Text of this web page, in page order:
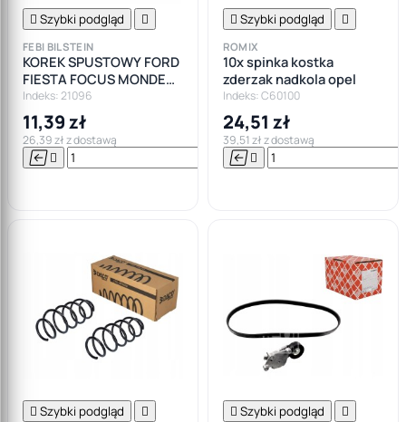
 Szybki podgląd 
FEBI BILSTEIN
KOREK SPUSTOWY FORD
FIESTA FOCUS MONDEO
GALAXY KA
Indeks: 21096
11,39 zł
26,39 zł z dostawą
  

 Szybki podgląd 
ROMIX
10x spinka kostka
zderzak nadkola opel
Indeks: C60100
24,51 zł
39,51 zł z dostawą
 
 Szybki podgląd   Szybki podgląd 